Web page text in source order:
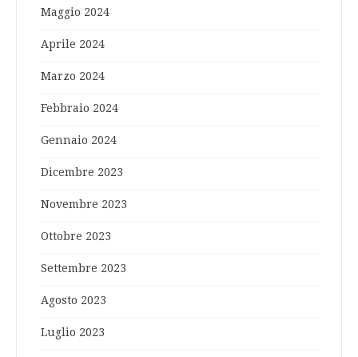
Maggio 2024
Aprile 2024
Marzo 2024
Febbraio 2024
Gennaio 2024
Dicembre 2023
Novembre 2023
Ottobre 2023
Settembre 2023
Agosto 2023
Luglio 2023